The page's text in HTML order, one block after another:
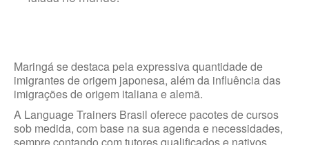
Maringá se destaca pela expressiva quantidade de
imigrantes de origem japonesa, além da influência das
imigrações de origem italiana e alemã.
A Language Trainers Brasil oferece pacotes de cursos
sob medida, com base na sua agenda e necessidades,